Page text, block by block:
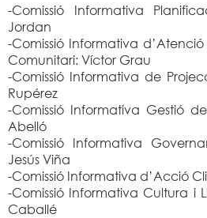
-Comissió Informativa
Jordan
-Comissió Informativa
Comunitari: Víctor Grau
-Comissió Informativa de
Rupérez
-Comissió Informativa Gestió
Abelló
-Comissió Informativa
Jesús Viña
-Comissió Informativa d’Acció
-Comissió Informativa Cultura i
Caballé